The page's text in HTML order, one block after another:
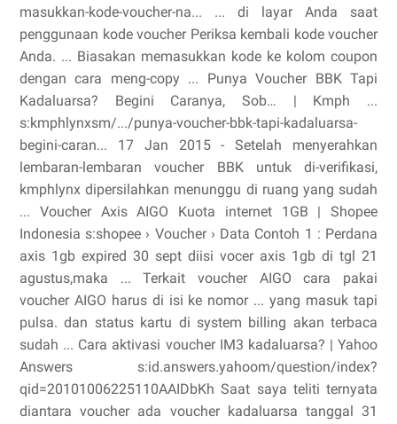
masukkan-kode-voucher-na... ... di layar Anda saat
penggunaan kode voucher Periksa kembali kode voucher
Anda. ... Biasakan memasukkan kode ke kolom coupon
dengan cara meng-copy ... Punya Voucher BBK Tapi
Kadaluarsa? Begini Caranya, Sob… | Kmph ...
s:kmphlynxsm/.../punya-voucher-bbk-tapi-kadaluarsa-
begini-caran... 17 Jan 2015 - Setelah menyerahkan
lembaran-lembaran voucher BBK untuk di-verifikasi,
kmphlynx dipersilahkan menunggu di ruang yang sudah
... Voucher Axis AIGO Kuota internet 1GB | Shopee
Indonesia s:shopee › Voucher › Data Contoh 1 : Perdana
axis 1gb expired 30 sept diisi vocer axis 1gb di tgl 21
agustus,maka ... Terkait voucher AIGO cara pakai
voucher AIGO harus di isi ke nomor ... yang masuk tapi
pulsa. dan status kartu di system billing akan terbaca
sudah ... Cara aktivasi voucher IM3 kadaluarsa? | Yahoo
Answers s:id.answers.yahoom/question/index?
qid=20101006225110AAIDbKh Saat saya teliti ternyata
diantara voucher ada voucher kadaluarsa tanggal 31